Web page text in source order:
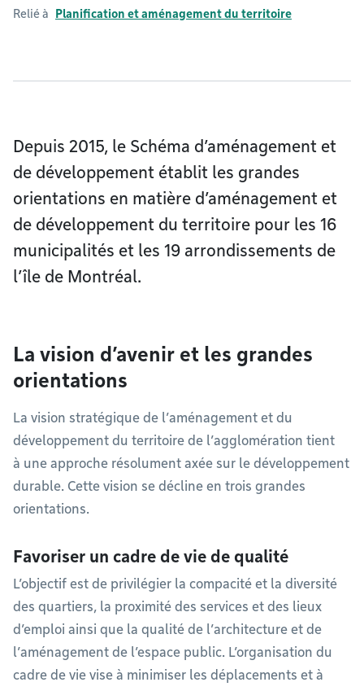
Relié à Planification et aménagement du territoire
Depuis 2015, le Schéma d’aménagement et
de développement établit les grandes
orientations en matière d’aménagement et
de développement du territoire pour les 16
municipalités et les 19 arrondissements de
l’île de Montréal.
La vision d’avenir et les grandes
orientations
La vision stratégique de l’aménagement et du
développement du territoire de l’agglomération tient
à une approche résolument axée sur le développement
durable. Cette vision se décline en trois grandes
orientations.
Favoriser un cadre de vie de qualité
L’objectif est de privilégier la compacité et la diversité
des quartiers, la proximité des services et des lieux
d’emploi ainsi que la qualité de l’architecture et de
l’aménagement de l’espace public. L’organisation du
cadre de vie vise à minimiser les déplacements et à